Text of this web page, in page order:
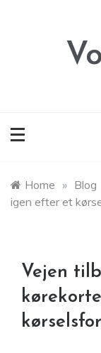
Home » Blog
igen efter et
Vejen